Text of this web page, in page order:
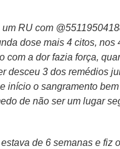
RU com
dose mais 4 citos,
a dor fazia força,
3 dos remédios
o sangramento
de não ser um lugar
de 6 semanas e